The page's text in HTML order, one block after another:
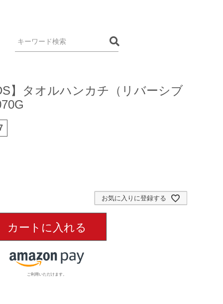
】タオルハンカチ（リバーシブ
お気に入りに登録する
カートに入れる
ご利用いただけます。